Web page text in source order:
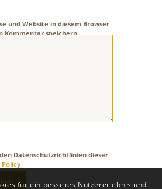
und Website in diesem Browser
Kommentar speichern.
Datenschutzrichtlinien dieser
Policy
für ein besseres Nutzererlebnis und